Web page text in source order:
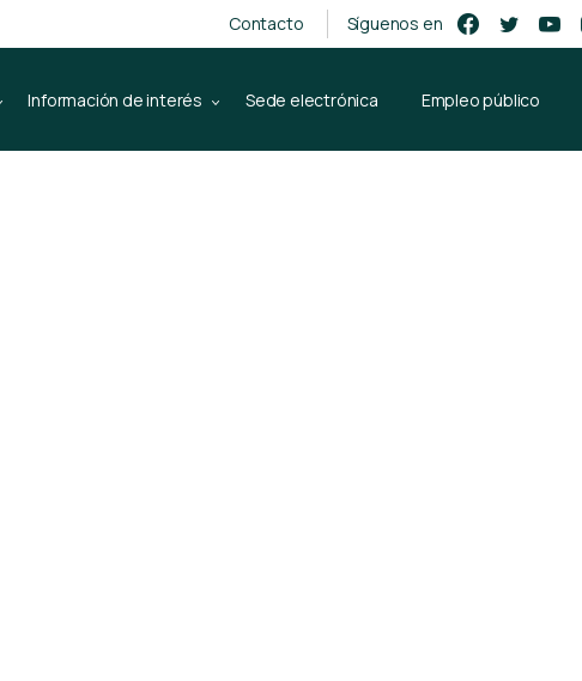
Contacto Síguenos en
Información de interés Sede electrónica Empleo público